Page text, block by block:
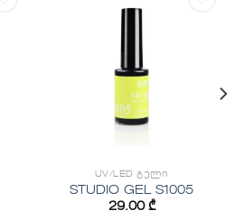
დამატება
UV/LED ᲒᲔᲚᲘ
STUDIO GEL S1005
29.00 ₾